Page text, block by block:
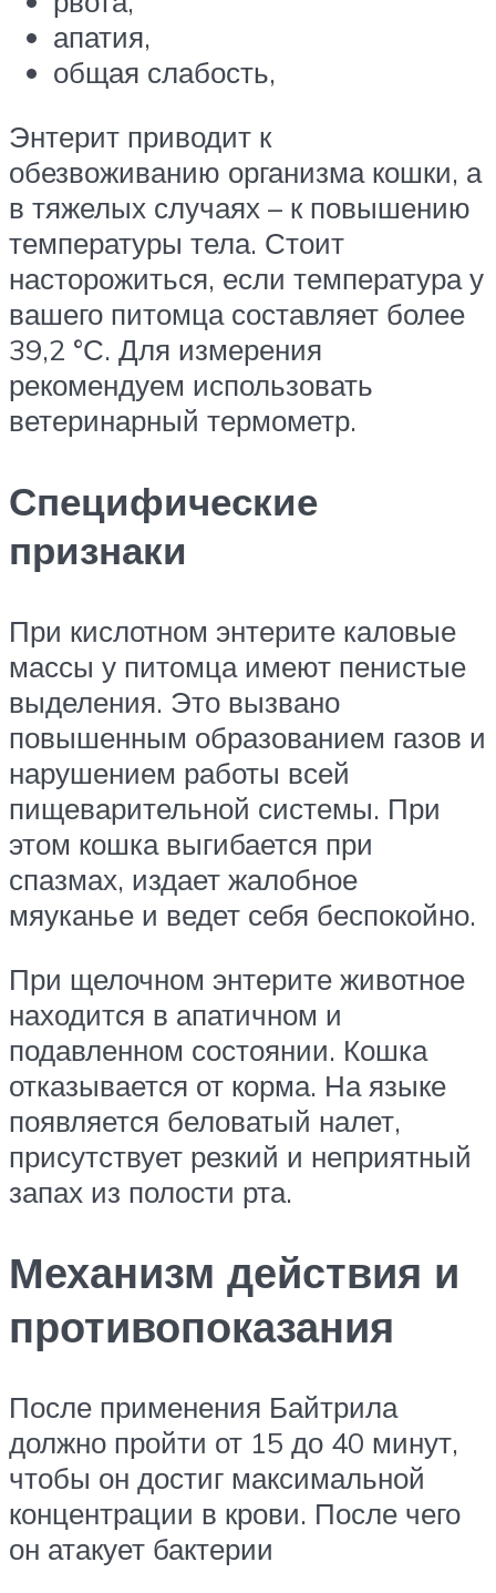
апатия,
общая слабость,
Энтерит приводит к
обезвоживанию организма кошки, а
в тяжелых случаях – к повышению
температуры тела. Стоит
насторожиться, если температура у
вашего питомца составляет более
39,2 °С. Для измерения
рекомендуем использовать
ветеринарный термометр.
Специфические
признаки
При кислотном энтерите каловые
массы у питомца имеют пенистые
выделения. Это вызвано
повышенным образованием газов и
нарушением работы всей
пищеварительной системы. При
этом кошка выгибается при
спазмах, издает жалобное
мяуканье и ведет себя беспокойно.
При щелочном энтерите животное
находится в апатичном и
подавленном состоянии. Кошка
отказывается от корма. На языке
появляется беловатый налет,
присутствует резкий и неприятный
запах из полости рта.
Механизм действия и
противопоказания
После применения Байтрила
должно пройти от 15 до 40 минут,
чтобы он достиг максимальной
концентрации в крови. После чего
он атакует бактерии